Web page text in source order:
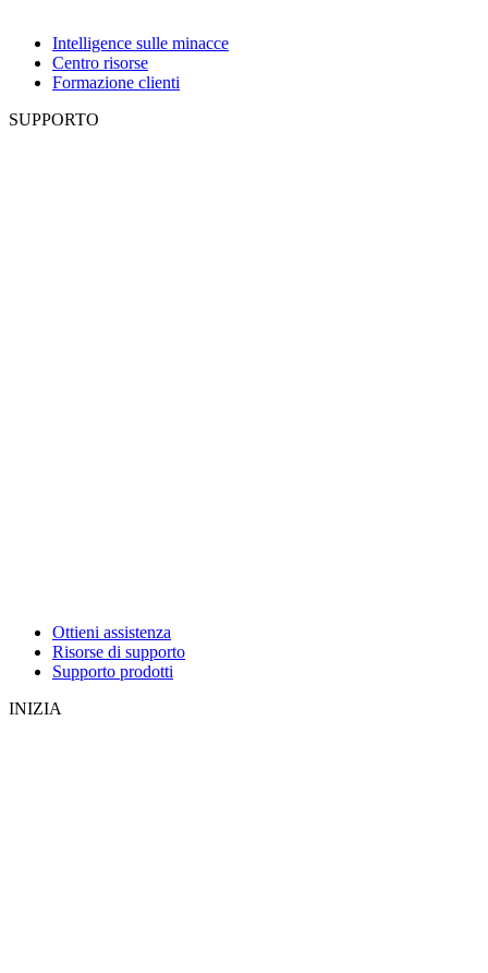
Intelligence sulle minacce
Centro risorse
Formazione clienti
SUPPORTO
Ottieni assistenza
Risorse di supporto
Supporto prodotti
INIZIA